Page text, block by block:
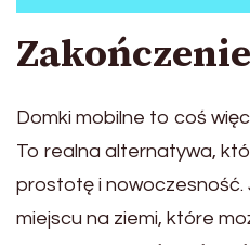
Zakończenie
Domki mobilne to coś
To realna alternatywa,
prostotę i nowoczesność.
miejscu na ziemi, które